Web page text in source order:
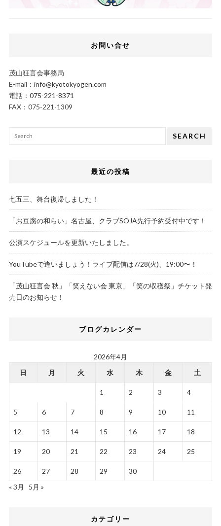
お問い合せ
茂山狂言会事務局
E-mail： info@kyotokyogen.com
電話： 075-221-8371
FAX：075-221-1309
SEARCH
最近の投稿
七五三、舞台復帰しました！
「お豆腐の和らい」名古屋、クラブSOJA先行予約受付中です！
公演スケジュールを更新いたしました。
YouTubeで逢いましょう！ライブ配信は7/28(火)、19:00〜！
「茂山狂言会 秋」「笑えない会 東京」「笑の収穫祭」チケット発
売日のお知らせ！
ブログカレンダー
2026年4月
日
月 火 水 木 金 土
1 2 3 4
5 6 7 8 9 10 11
12 13 14 15 16 17 18
19 20 21 22 23 24 25
26 27 28 29
30
« 3月
5月 »
カテゴリー